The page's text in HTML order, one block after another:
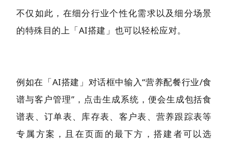
不仅如此，在细分行业个性化需求以及细分场景
的特殊目的上「AI搭建」也可以轻松应对。
例如在「AI搭建」对话框中输入“营养配餐行业/食
谱与客户管理”，点击生成系统，便会生成包括食
谱表、订单表、库存表、客户表、营养跟踪表等
专属方案，且在页面的最下方，搭建者可以选